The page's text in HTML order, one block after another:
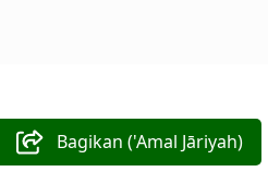
Bagikan ('Amal Jāriyah)